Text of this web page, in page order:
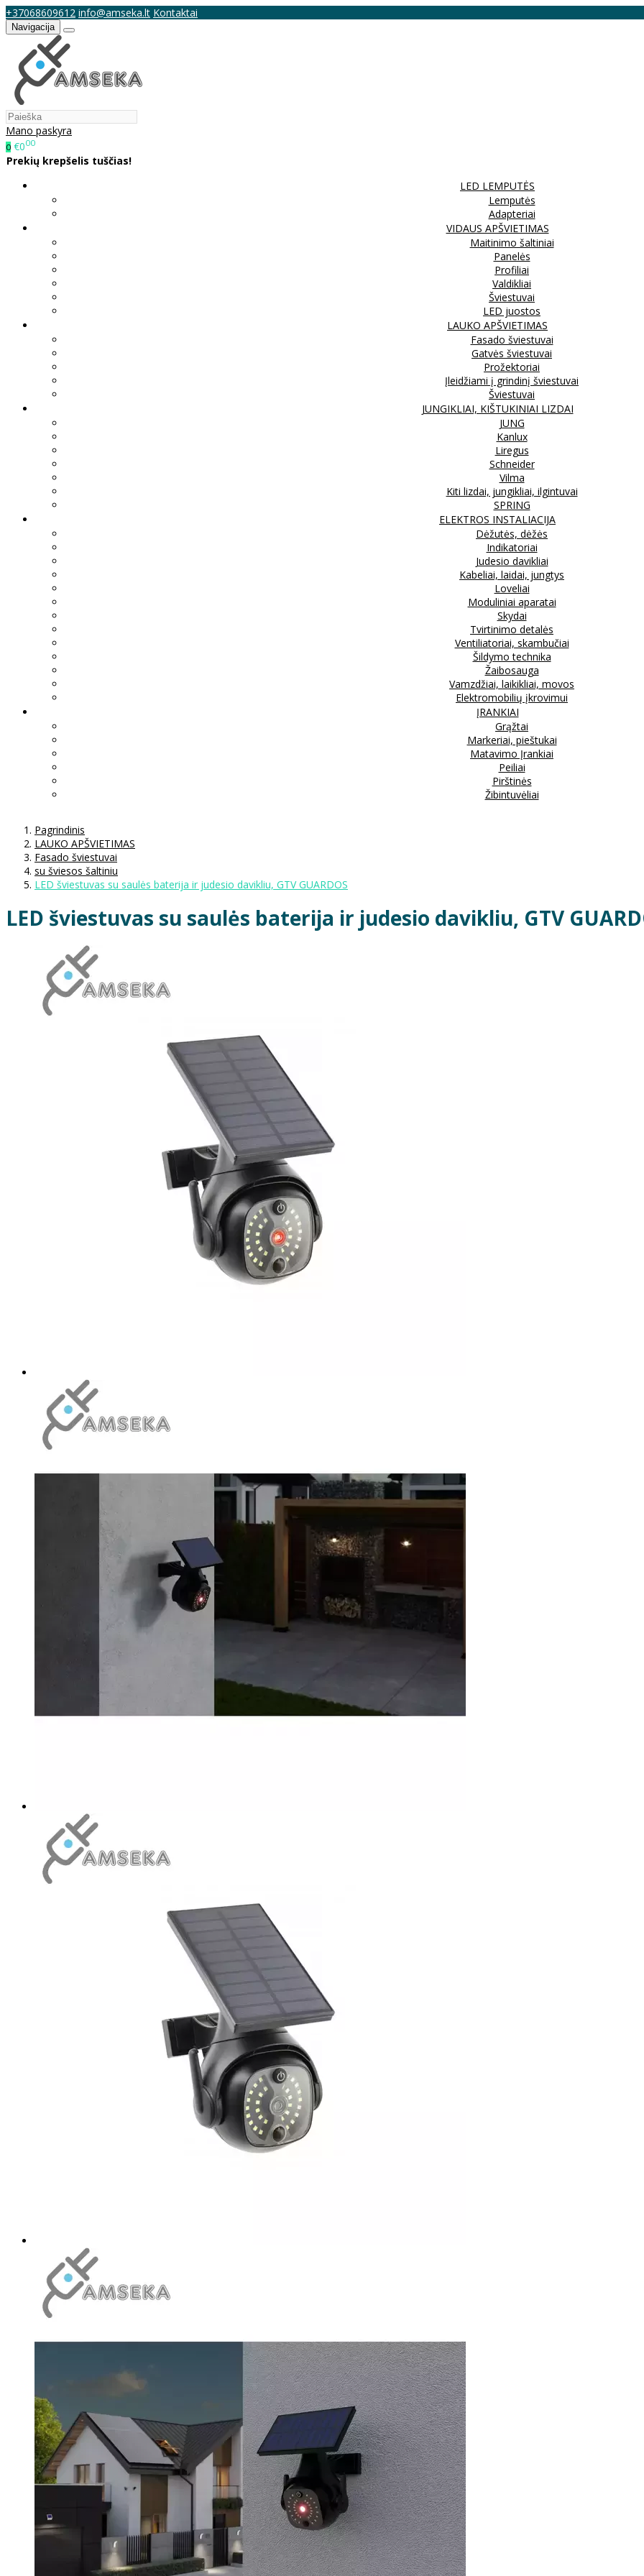
+37068609612 info@amseka.lt Kontaktai
Navigacija
Mano paskyra
0 €000
Prekių krepšelis tuščias!
LED LEMPUTĖS
Lemputės
Adapteriai
VIDAUS APŠVIETIMAS
Maitinimo šaltiniai
Panelės
Profiliai
Valdikliai
Šviestuvai
LED juostos
LAUKO APŠVIETIMAS
Fasado šviestuvai
Gatvės šviestuvai
Prožektoriai
Įleidžiami į grindinį šviestuvai
Šviestuvai
JUNGIKLIAI, KIŠTUKINIAI LIZDAI
JUNG
Kanlux
Liregus
Schneider
Vilma
Kiti lizdai, jungikliai, ilgintuvai
SPRING
ELEKTROS INSTALIACIJA
Dėžutės, dėžės
Indikatoriai
Judesio davikliai
Kabeliai, laidai, jungtys
Loveliai
Moduliniai aparatai
Skydai
Tvirtinimo detalės
Ventiliatoriai, skambučiai
Šildymo technika
Žaibosauga
Vamzdžiai, laikikliai, movos
Elektromobilių įkrovimui
ĮRANKIAI
Grąžtai
Markeriai, pieštukai
Matavimo Įrankiai
Peiliai
Pirštinės
Žibintuvėliai
Pagrindinis
LAUKO APŠVIETIMAS
Fasado šviestuvai
su šviesos šaltiniu
LED šviestuvas su saulės baterija ir judesio davikliu, GTV GUARDOS
LED šviestuvas su saulės baterija ir judesio davikliu, GTV